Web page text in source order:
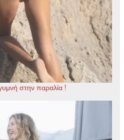
στην παραλία !